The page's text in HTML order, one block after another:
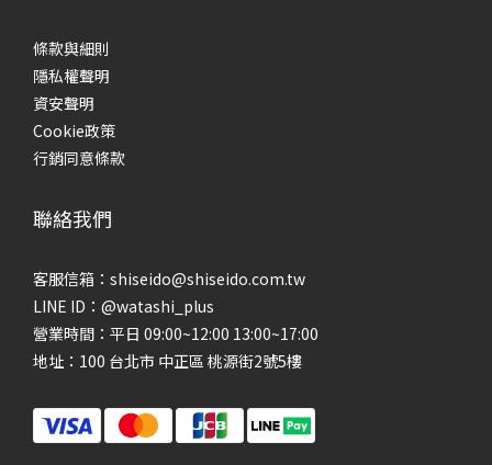
條款與細則
隱私權聲明
資安聲明
Cookie政策
行銷同意條款
聯絡我們
客服信箱：shiseido@shiseido.com.tw
LINE ID：@watashi_plus
營業時間：平日 09:00~12:00 13:00~17:00
地址：100 台北市 中正區 桃源街2號5樓